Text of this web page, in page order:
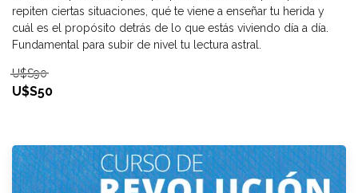
repiten ciertas situaciones, qué te viene a enseñar tu herida y
cuál es el propósito detrás de lo que estás viviendo día a día.
Fundamental para subir de nivel tu lectura astral.
U$S90
U$S50